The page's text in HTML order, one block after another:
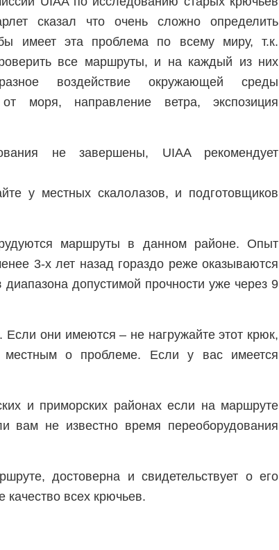
сказал что очень сложно определить
имеет эта проблема по всему миру, т.к.
все маршруты, и на каждый из них
воздействие окружающей среды
от моря, направление ветра, экспозиция
не завершены, UIAA рекомендует
у местных скалолазов, и подготовщиков
маршруты в данном районе. Опыт
3-х лет назад гораздо реже оказываются
допустимой прочности уже через 9
они имеются – не нагружайте этот крюк,
местным о проблеме. Если у вас имеется
и приморских районах если на маршруте
вам не известно время переоборудования
достоверна и свидетельствует о его
качество всех крючьев.